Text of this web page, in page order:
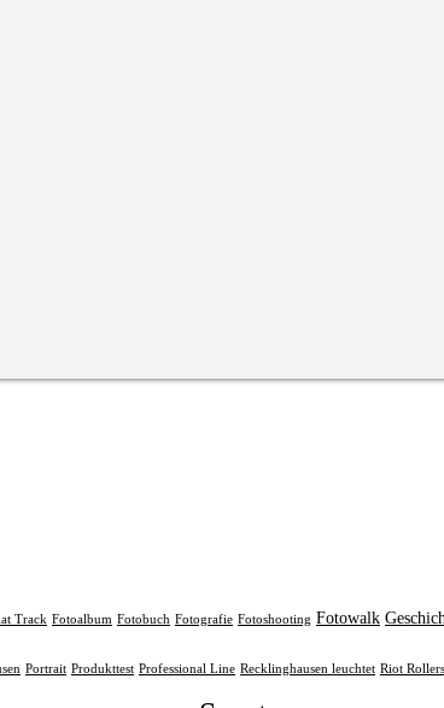
Track Fotoalbum Fotobuch Fotografie Fotoshooting Fotowalk
Portrait Produkttest Professional Line Recklinghausen leuchtet Riot